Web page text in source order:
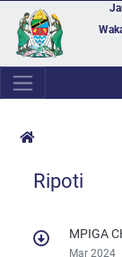
Ripoti
MPIGA
Mar 2024